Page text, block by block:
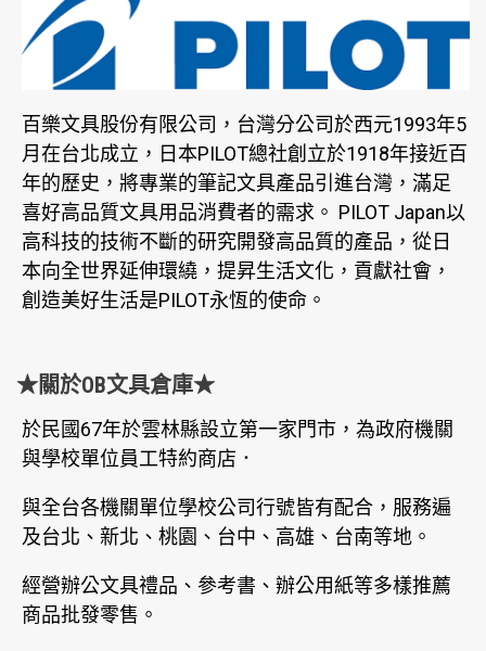
百樂文具股份有限公司，台灣分公司於西元1993年5
月在台北成立，日本PILOT總社創立於1918年接近百
年的歷史，將專業的筆記文具產品引進台灣，滿足
喜好高品質文具用品消費者的需求。 PILOT Japan以
高科技的技術不斷的研究開發高品質的產品，從日
本向全世界延伸環繞，提昇生活文化，貢獻社會，
創造美好生活是PILOT永恆的使命。
★關於OB文具倉庫★
於民國67年於雲林縣設立第一家門市，為政府機關
與學校單位員工特約商店．
與全台各機關單位學校公司行號皆有配合，服務遍
及台北、新北、桃園、台中、高雄、台南等地。
經營辦公文具禮品、參考書、辦公用紙等多樣推薦
商品批發零售。